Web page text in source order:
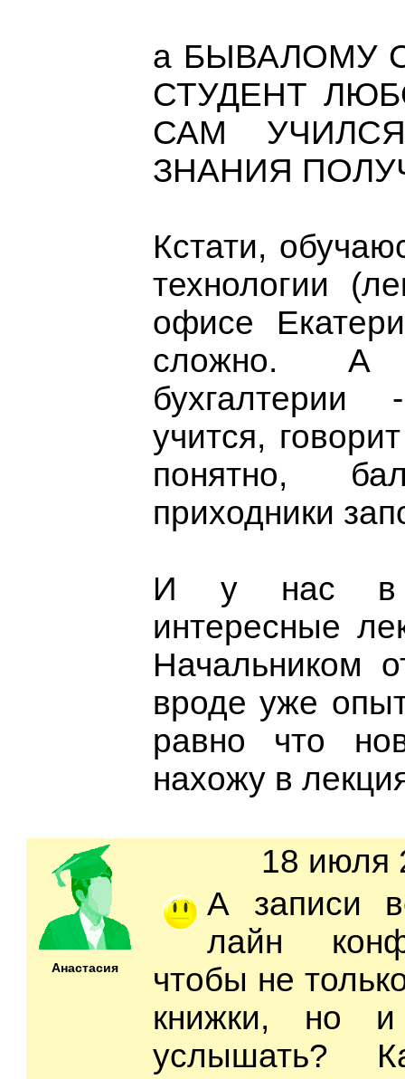
а БЫВАЛОМУ
СТУДЕНТ
САМ
ЗНАНИЯ
Кстати,
технологии
офисе
сложно. А
учится,
понятно,
приходники
И у нас в
интересные
Начальником
вроде уже
равно что
нахожу в
Анастасия
18 июля
А записи
лайн
чтобы не
книжки, но и
услышать?